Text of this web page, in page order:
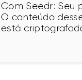
Com Seedr: Seu
O conteúdo
está